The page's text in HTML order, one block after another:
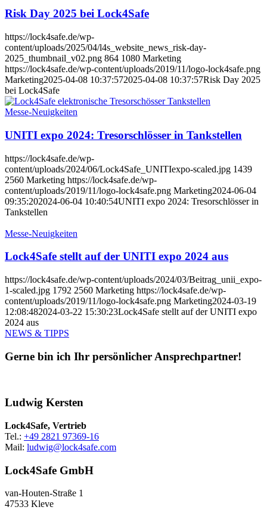
Risk Day 2025 bei Lock4Safe
https://lock4safe.de/wp-
content/uploads/2025/04/l4s_website_news_risk-day-
2025_thumbnail_v02.png 864 1080 Marketing
https://lock4safe.de/wp-content/uploads/2019/11/logo-lock4safe.png
Marketing2025-04-08 10:37:572025-04-08 10:37:57Risk Day 2025
bei Lock4Safe
Messe-Neuigkeiten
UNITI expo 2024: Tresorschlösser in Tankstellen
https://lock4safe.de/wp-
content/uploads/2024/06/Lock4Safe_UNITIexpo-scaled.jpg 1439
2560 Marketing https://lock4safe.de/wp-
content/uploads/2019/11/logo-lock4safe.png Marketing2024-06-04
09:35:202024-06-04 10:40:54UNITI expo 2024: Tresorschlösser in
Tankstellen
Messe-Neuigkeiten
Lock4Safe stellt auf der UNITI expo 2024 aus
https://lock4safe.de/wp-content/uploads/2024/03/Beitrag_unii_expo-
1-scaled.jpg 1792 2560 Marketing https://lock4safe.de/wp-
content/uploads/2019/11/logo-lock4safe.png Marketing2024-03-19
12:08:482024-03-22 15:30:23Lock4Safe stellt auf der UNITI expo
2024 aus
NEWS & TIPPS
Gerne bin ich Ihr persönlicher Ansprechpartner!
Ludwig Kersten
Lock4Safe, Vertrieb
Tel.: +49 2821 97369-16
Mail: ludwig@lock4safe.com
Lock4Safe GmbH
van-Houten-Straße 1
47533 Kleve